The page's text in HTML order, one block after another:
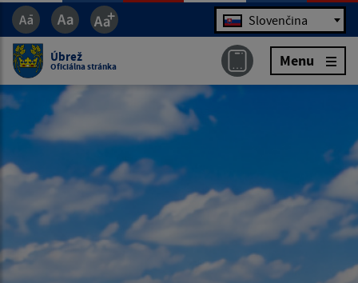
Jazyk Slovenčina
Úbrež
Oficiálna stránka Menu